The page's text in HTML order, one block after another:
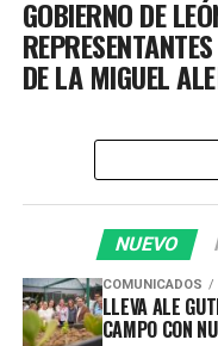
GOBIERNO DE
DE LA MIGUEL
NUEVO
COMUNICADOS
LLEVA ALE
CAMPO CON